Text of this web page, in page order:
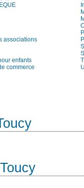
associations
enfants
commerce